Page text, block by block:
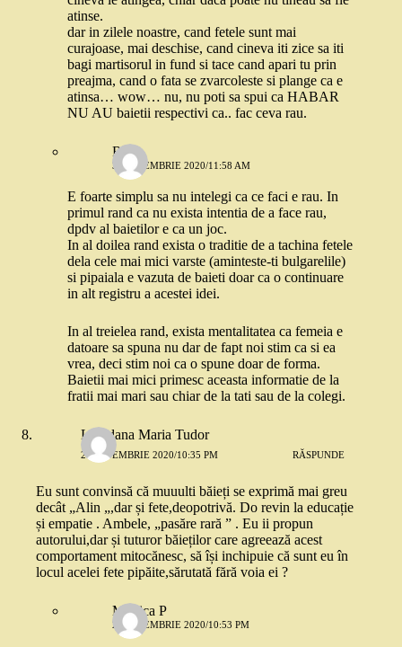
atinse.
dar in zilele noastre, cand fetele sunt mai
curajoase, mai deschise, cand cineva iti zice sa iti
bagi martisorul in fund si tace cand apari tu prin
preajma, cand o fata se zvarcoleste si plange ca e
atinsa… wow… nu, nu poti sa spui ca HABAR
NU AU baietii respectivi ca.. fac ceva rau.
Robo
3 SEPTEMBRIE 2020/11:58 AM
E foarte simplu sa nu intelegi ca ce faci e rau. In
primul rand ca nu exista intentia de a face rau,
dpdv al baietilor e ca un joc.
In al doilea rand exista o traditie de a tachina fetele
dela cele mai mici varste (aminteste-ti bulgarelile)
si pipaiala e vazuta de baieti doar ca o continuare
in alt registru a acestei idei.
In al treielea rand, exista mentalitatea ca femeia e
datoare sa spuna nu dar de fapt noi stim ca si ea
vrea, deci stim noi ca o spune doar de forma.
Baietii mai mici primesc aceasta informatie de la
fratii mai mari sau chiar de la tati sau de la colegi.
Loredana Maria Tudor
2 SEPTEMBRIE 2020/10:35 PM RĂSPUNDE
Eu sunt convinsă că muuulti băieți se exprimă mai greu
decât „Alin „,dar și fete,deopotrivă. Do revin la educație
și empatie . Ambele, „pasăre rară ” . Eu ii propun
autorului,dar și tuturor băieților care agreează acest
comportament mitocănesc, să își inchipuie că sunt eu în
locul acelei fete pipăite,sărutată fără voia ei ?
Monica P
2 SEPTEMBRIE 2020/10:53 PM